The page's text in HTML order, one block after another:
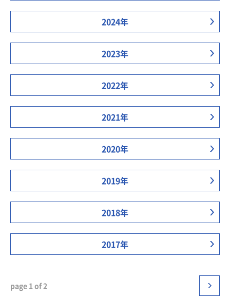
2024年
2023年
2022年
2021年
2020年
2019年
2018年
2017年
page 1 of 2